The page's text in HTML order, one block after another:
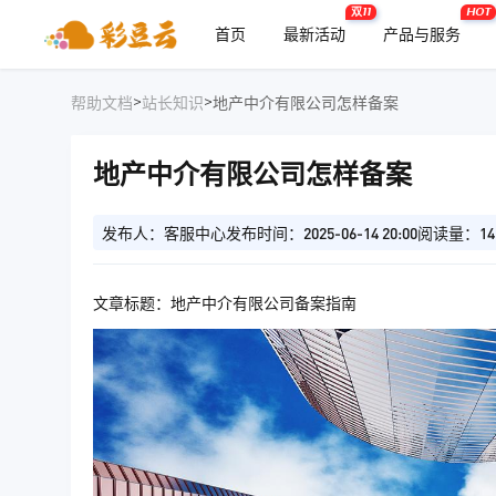
首页 最新活动
双11
产品与服务
HOT
帮助文档>站长知识>地产中介有限公司怎样备案
地产中介有限公司怎样备案
发布人：客服中心发布时间：2025-06-14 20:00阅读量：
文章标题：地产中介有限公司备案指南